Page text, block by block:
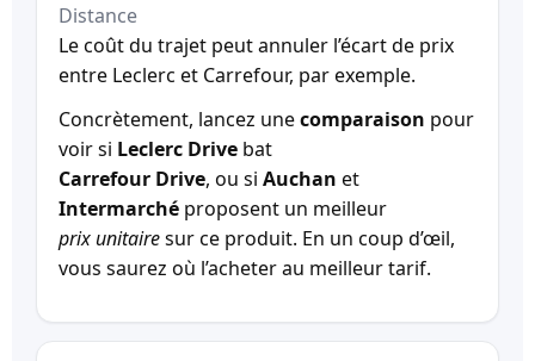
Distance
Le coût du trajet peut annuler l’écart de prix
entre Leclerc et Carrefour, par exemple.
Concrètement, lancez unecomparaison pour
voir si Leclerc Drive bat
Carrefour Drive, ou si Auchan et
Intermarché proposent un meilleur
prix unitairesur ce produit. En un coup d’œil,
vous saurez où l’acheter au meilleur tarif.